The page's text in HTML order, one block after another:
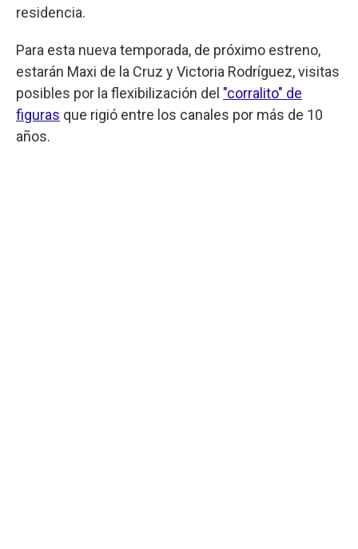
residencia.
Para esta nueva temporada, de próximo estreno,
estarán Maxi de la Cruz y Victoria Rodríguez, visitas
posibles por la flexibilización del "corralito" de
figuras que rigió entre los canales por más de 10
años.